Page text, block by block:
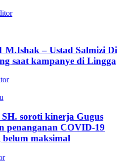
M.Ishak – Ustad Salmizi Di
saat kampanye di Lingga
soroti kinerja Gugus
penanganan COVID-19
maksimal